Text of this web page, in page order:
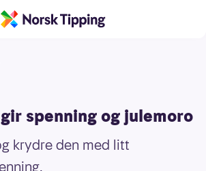
spenning og julemoro
krydre den med litt